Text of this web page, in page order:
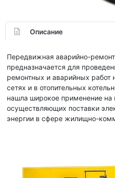
Описание
Передвижная аварийно-
предназначается для
ремонтных и аварийных работ
сетях и в отопительных
нашла широкое применение на
осуществляющих поставки
энергии в сфере жилищно-